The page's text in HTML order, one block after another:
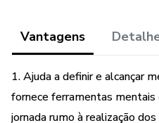
Mas idealizar, desejar,
agir a levará. Pensando
capítulos a seguir,
Vantagens
1. Ajuda a definir e alcançar
fornece ferramentas mentais
jornada rumo à realização